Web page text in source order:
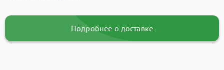
Подробнее о доставке